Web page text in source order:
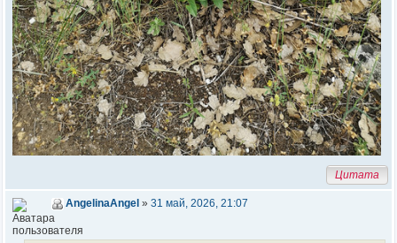
Цитата
AngelinaAngel » 31 май, 2026, 21:07